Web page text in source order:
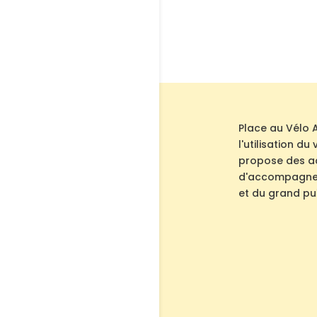
Place au Vélo
l'utilisation du
propose des
et du grand